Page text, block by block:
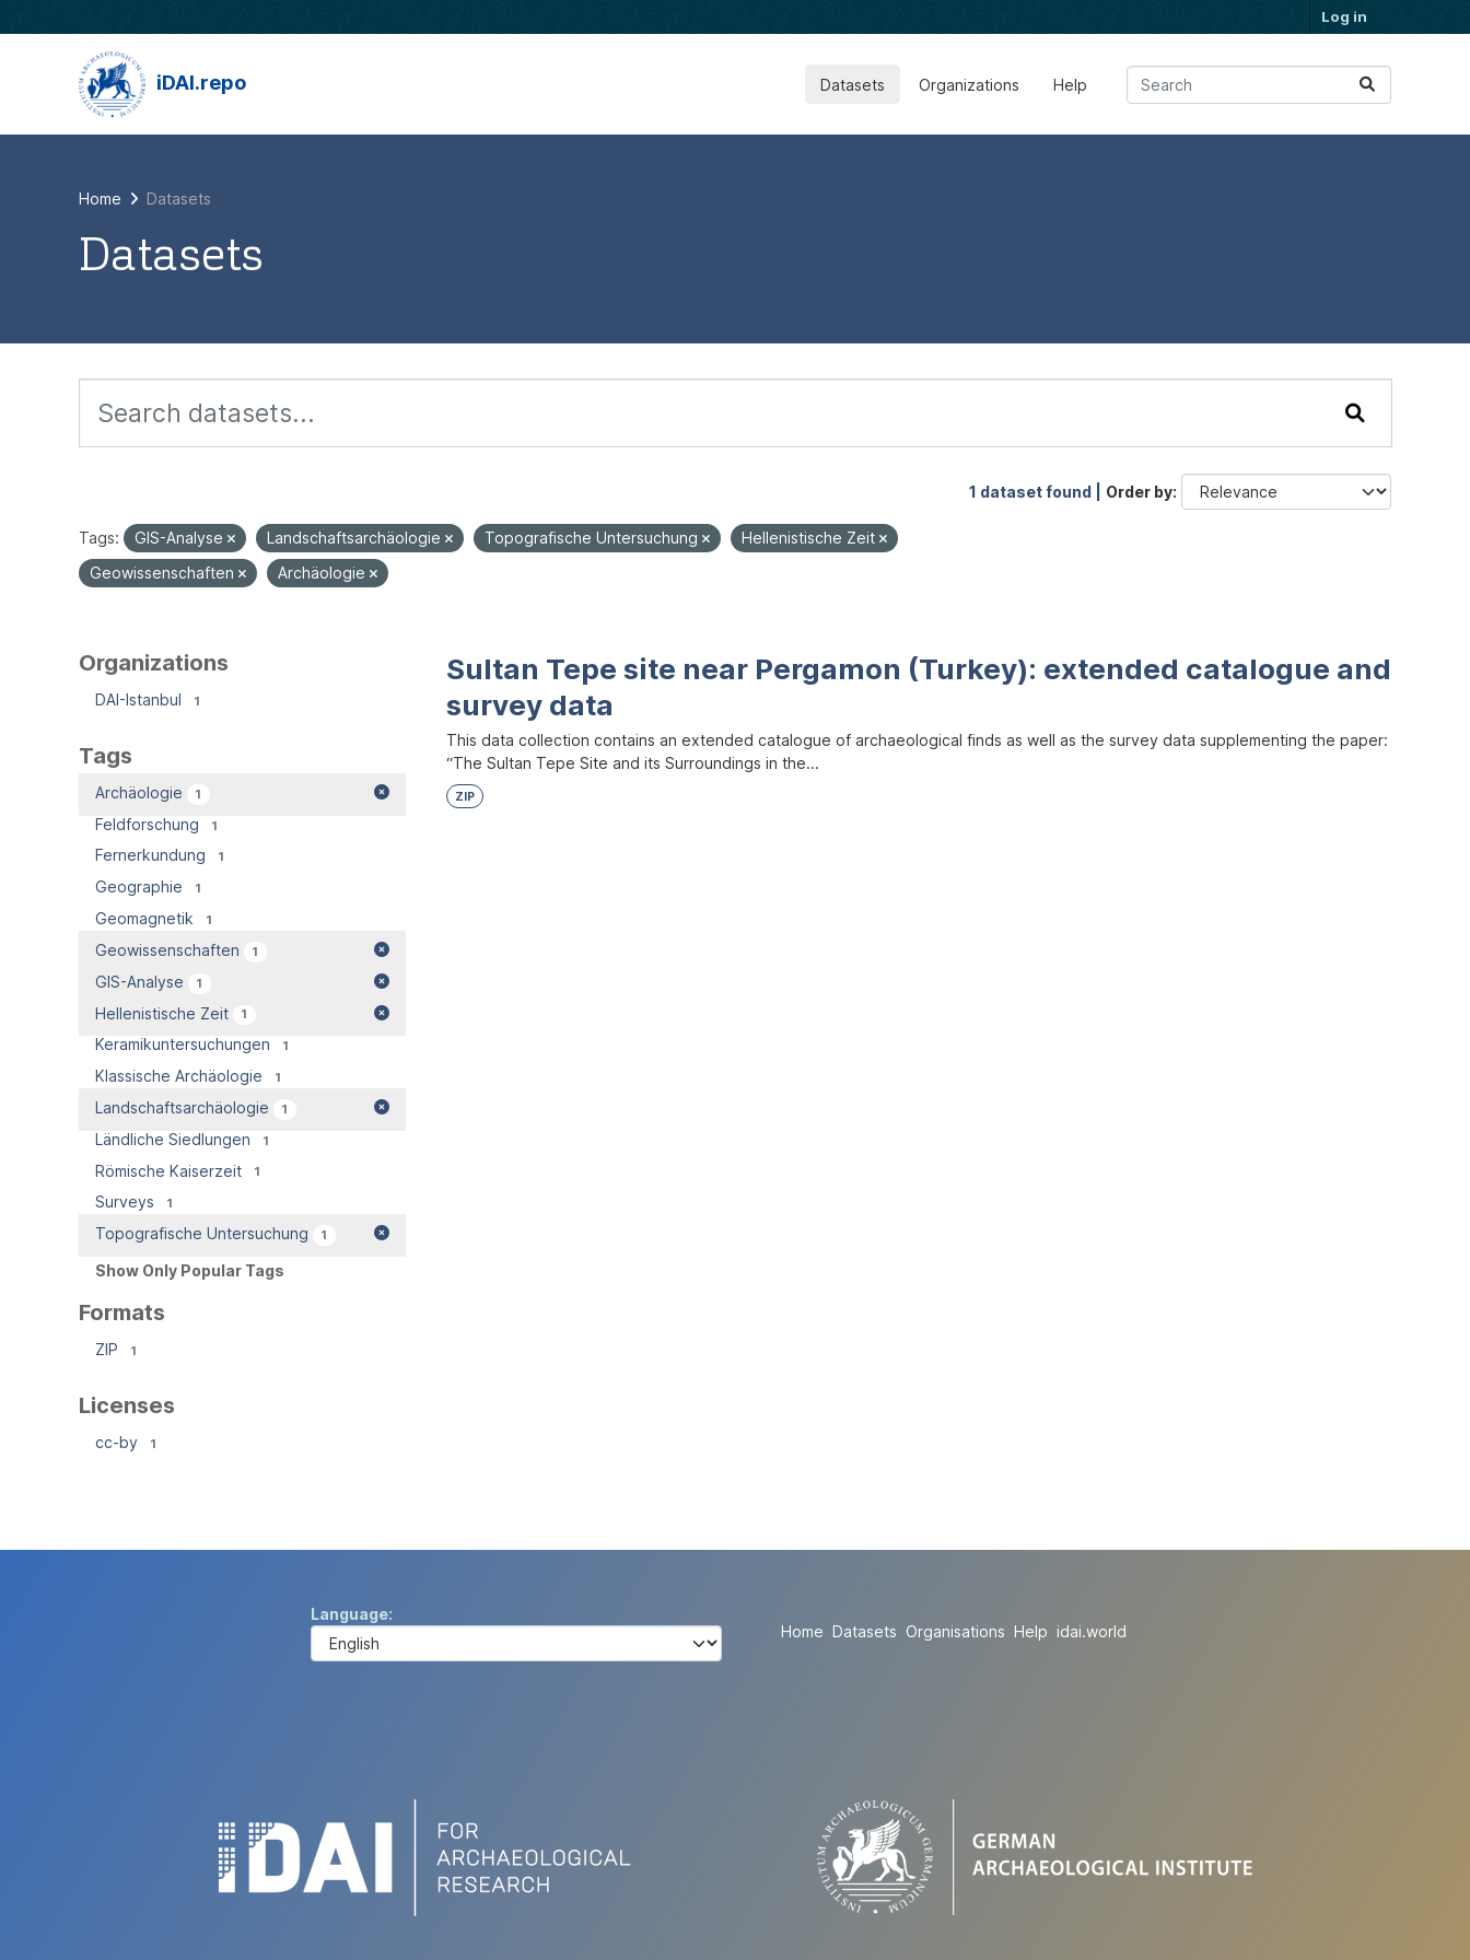
Log in
iDAI.repo Datasets Organizations Help
Home Datasets
Datasets
1 dataset found | Order by
Tags: GIS-Analyse Landschaftsarchäologie Topografische Untersuchung
Hellenistische Zeit
Geowissenschaften
Archäologie
Organizations
DAI-Istanbul 1
Tags
Archäologie 1
Feldforschung 1
Fernerkundung 1
Geographie 1
Geomagnetik 1
Geowissenschaften 1
GIS-Analyse 1
Hellenistische Zeit 1
Keramikuntersuchungen 1
Klassische Archäologie 1
Landschaftsarchäologie 1
Ländliche Siedlungen 1
Römische Kaiserzeit 1
Surveys 1
Topografische Untersuchung 1
Show Only Popular Tags
Formats
ZIP 1
Licenses
cc-by 1
Sultan Tepe site near Pergamon (Turkey): extended catalogue and
survey data
This data collection contains an extended catalogue of archaeological finds as well as the survey data supplementing the paper:
“The Sultan Tepe Site and its Surroundings in the...
ZIP
Language
Home Datasets Organisations Help idai.world